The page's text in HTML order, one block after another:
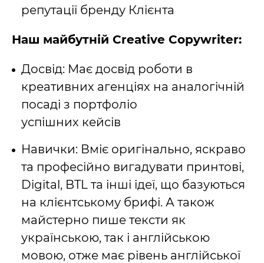
репутації бренду Клієнта
Наш майбутній Creative Copywriter:
Досвід: Має досвід роботи в
креативних агенціях на аналогічній
посаді з портфоліо
успішних кейсів
Навички: Вміє оригінально, яскраво
та професійно вигадувати принтові,
Digital, BTL та інші ідеї, що базуються
на клієнтському брифі. А також
майстерно пише тексти як
українською, так і англійською
мовою, отже має рівень англійської